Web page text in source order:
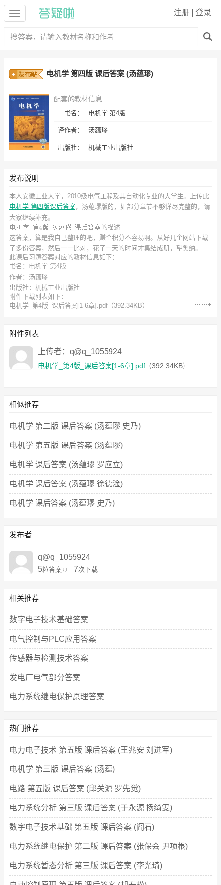
注册 登录
电机学 第四版 课后答案 (汤蕴璆)
配套的教材信息
书名： 电机学 第4版
译作者： 汤蕴璆
出版社： 机械工业出版社
发布说明
本人安徽工业大学，2010级电气工程及其自动化专业的大学生。上传此
电机学 第四版课后答案，汤蕴璆版的，如部分章节不够详尽完整的，请
大家继续补充。
的描述
这答案，算是我自己整理的吧，赚个积分不容易啊。从好几个网站下载
了多份答案，然后一一比对，花了一天的时间才集结成册，望笑纳。
此课后习题答案对应的教材信息如下：
书名：电机学 第4版
作者：汤蕴璆
出版社：机械工业出版社
附件下载列表如下：
电机学_第4版_课后答案[1-6章].pdf （392.34KB）
附件列表
上传者：q@q_1055924
电机学_第4版_课后答案[1-6章].pdf （392.34KB）
相似推荐
电机学 第二版 课后答案 (汤蕴璆 史乃)
电机学 第五版 课后答案 (汤蕴璆)
电机学 课后答案 (汤蕴璆 罗应立)
电机学 课后答案 (汤蕴璆 徐德淦)
电机学 课后答案 (汤蕴璆 史乃)
发布者
q@q_1055924
5粒答案豆 7次下载
相关推荐
数字电子技术基础答案
电气控制与PLC应用答案
传感器与检测技术答案
发电厂电气部分答案
电力系统继电保护原理答案
热门推荐
电力电子技术 第五版 课后答案 (王兆安 刘进军)
电机学 第三版 课后答案 (汤蕴)
电路 第五版 课后答案 (邱关源 罗先觉)
电力系统分析 第三版 课后答案 (于永源 杨绮雯)
数字电子技术基础 第五版 课后答案 (阎石)
电力系统继电保护 第二版 课后答案 (张保会 尹项根)
电力系统暂态分析 第三版 课后答案 (李光琦)